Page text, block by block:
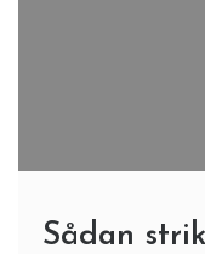
Sådan